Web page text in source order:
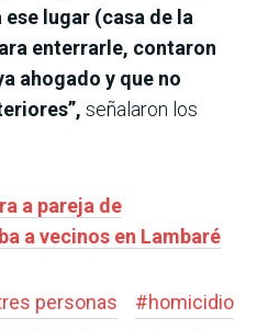
lugar (casa de la
enterrarle, contaron
ahogado y que no
señalaron los
a pareja de
a vecinos en Lambaré
personas #homicidio